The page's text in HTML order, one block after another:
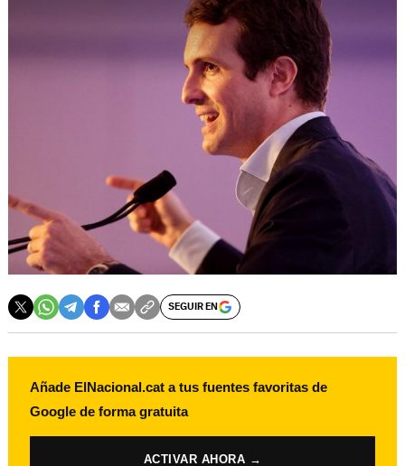
SEGUIR EN
Añade ElNacional.cat a tus fuentes favoritas de
Google de forma gratuita
ACTIVAR AHORA →